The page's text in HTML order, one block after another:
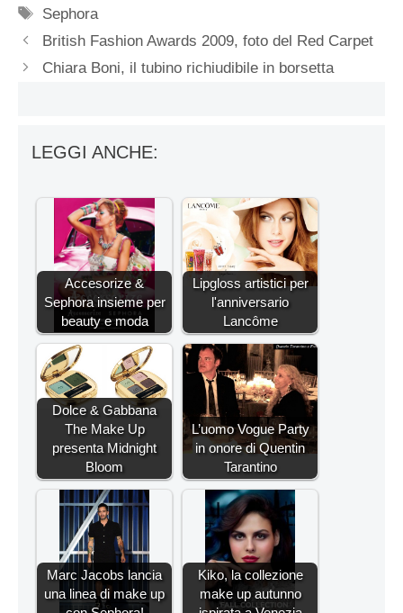
Tag
Sephora
British Fashion Awards 2009, foto del Red Carpet
Chiara Boni, il tubino richiudibile in borsetta
LEGGI ANCHE:
Accesorize &
Sephora insieme per
beauty e moda
Lipgloss artistici per
l'anniversario
Lancôme
Dolce & Gabbana
The Make Up
presenta Midnight
Bloom
L’uomo Vogue Party
in onore di Quentin
Tarantino
Marc Jacobs lancia
una linea di make up
Kiko, la collezione
make up autunno